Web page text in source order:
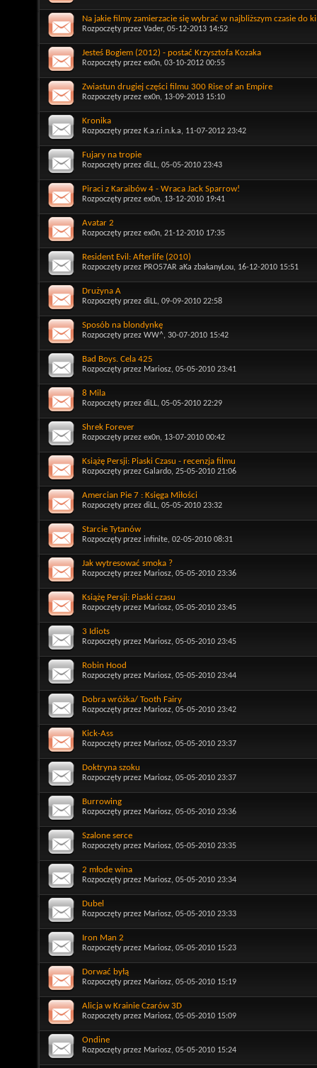
Na jakie filmy zamierzacie się wybrać w najbliższym czasie do
Rozpoczęty przez Vader, 05-12-2013 14:52
Jesteś Bogiem (2012) - postać Krzysztofa Kozaka
Rozpoczęty przez ex0n, 03-10-2012 00:55
Zwiastun drugiej części filmu 300 Rise of an Empire
Rozpoczęty przez ex0n, 13-09-2013 15:10
Kronika
Rozpoczęty przez K.a.r.i.n.k.a, 11-07-2012 23:42
Fujary na tropie
Rozpoczęty przez diLL, 05-05-2010 23:43
Piraci z Karaibów 4 - Wraca Jack Sparrow!
Rozpoczęty przez ex0n, 13-12-2010 19:41
Avatar 2
Rozpoczęty przez ex0n, 21-12-2010 17:35
Resident Evil: Afterlife (2010)
Rozpoczęty przez PRO57AR aKa zbakanyLou, 16-12-2010 15:51
Drużyna A
Rozpoczęty przez diLL, 09-09-2010 22:58
Sposób na blondynkę
Rozpoczęty przez WW^, 30-07-2010 15:42
Bad Boys. Cela 425
Rozpoczęty przez Mariosz, 05-05-2010 23:41
8 Mila
Rozpoczęty przez diLL, 05-05-2010 22:29
Shrek Forever
Rozpoczęty przez ex0n, 13-07-2010 00:42
Książę Persji: Piaski Czasu - recenzja filmu
Rozpoczęty przez Galardo, 25-05-2010 21:06
Amercian Pie 7 : Księga Miłości
Rozpoczęty przez diLL, 05-05-2010 23:32
Starcie Tytanów
Rozpoczęty przez infinite, 02-05-2010 08:31
Jak wytresować smoka ?
Rozpoczęty przez Mariosz, 05-05-2010 23:36
Książę Persji: Piaski czasu
Rozpoczęty przez Mariosz, 05-05-2010 23:45
3 Idiots
Rozpoczęty przez Mariosz, 05-05-2010 23:45
Robin Hood
Rozpoczęty przez Mariosz, 05-05-2010 23:44
Dobra wróżka/ Tooth Fairy
Rozpoczęty przez Mariosz, 05-05-2010 23:42
Kick-Ass
Rozpoczęty przez Mariosz, 05-05-2010 23:37
Doktryna szoku
Rozpoczęty przez Mariosz, 05-05-2010 23:37
Burrowing
Rozpoczęty przez Mariosz, 05-05-2010 23:36
Szalone serce
Rozpoczęty przez Mariosz, 05-05-2010 23:35
2 młode wina
Rozpoczęty przez Mariosz, 05-05-2010 23:34
Dubel
Rozpoczęty przez Mariosz, 05-05-2010 23:33
Iron Man 2
Rozpoczęty przez Mariosz, 05-05-2010 15:23
Dorwać byłą
Rozpoczęty przez Mariosz, 05-05-2010 15:19
Alicja w Krainie Czarów 3D
Rozpoczęty przez Mariosz, 05-05-2010 15:09
Ondine
Rozpoczęty przez Mariosz, 05-05-2010 15:24